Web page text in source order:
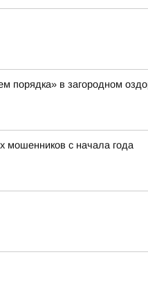
порядка» в загородном
мошенников с начала года